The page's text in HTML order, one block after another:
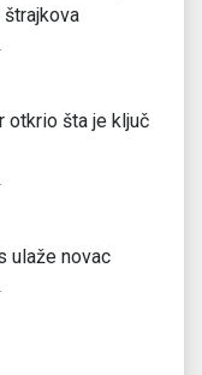
otkrio šta je ključ
ulaže novac